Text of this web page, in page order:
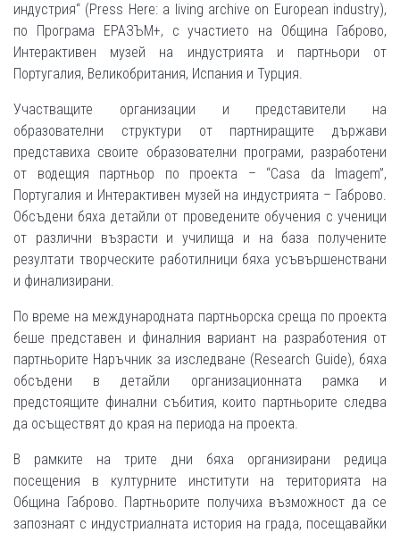
индустрия“ (Press Here: a living archive on European industry),
по Програма ЕРАЗЪМ+, с участието на Община Габрово,
Интерактивен музей на индустрията и партньори от
Португалия, Великобритания, Испания и Турция.
Участващите организации и представители на
образователни структури от партниращите държави
представиха своите образователни програми, разработени
от водещия партньор по проекта – “Casa da Imagem”,
Португалия и Интерактивен музей на индустрията – Габрово.
Обсъдени бяха детайли от проведените обучения с ученици
от различни възрасти и училища и на база получените
резултати творческите работилници бяха усъвършенствани
и финализирани.
По време на международната партньорска среща по проекта
беше представен и финалния вариант на разработения от
партньорите Наръчник за изследване (Research Guide), бяха
обсъдени в детайли организационната рамка и
предстоящите финални събития, които партньорите следва
да осъществят до края на периода на проекта.
В рамките на трите дни бяха организирани редица
посещения в културните институти на територията на
Община Габрово. Партньорите получиха възможност да се
запознаят с индустриалната история на града, посещавайки